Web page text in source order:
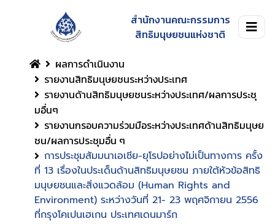
สำนักงานคณะกรรมการ
สิทธิมนุษยชนแห่งชาติ
ผลการดำเนินงาน
รายงานสิทธิมนุษยชนระหว่างประเทศ
รายงานด้านสิทธิมนุษยชนระหว่างประเทศ/ผลการประชุ
มอื่นๆ
รายงานกรอบความร่วมมือระหว่างประเทศด้านสิทธิมนุษย
ชน/ผลการประชุมอื่น ๆ
การประชุมสัมมนาเอเชีย-ยุโรปอย่างไม่เป็นทางการ ครั้ง
ที่ 13 เรื่องในประเด็นด้านสิทธิมนุษยชน ภายใต้หัวข้อสิทธิ
มนุษยชนและสิ่งแวดล้อม (Human Rights and
Environment) ระหว่างวันที่ 21- 23 พฤศจิกายน 2556
ที่กรุงโคเปนเฮเกน ประเทศเดนมาร์ก